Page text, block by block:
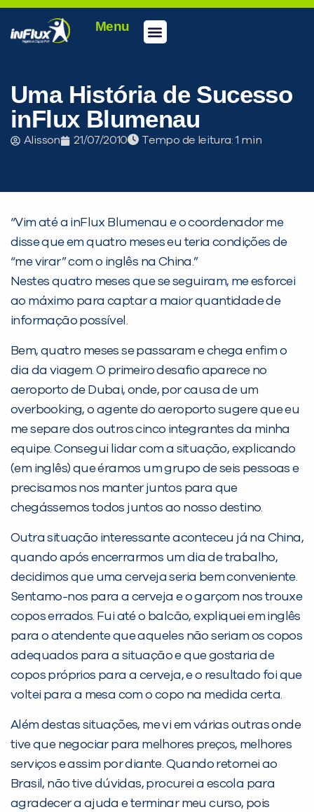
Menu
Uma História de Sucesso
inFlux Blumenau
Alisson 21/07/2010 Tempo de leitura:
“Vim até a inFlux Blumenau e o coordenador me
disse que em quatro meses eu teria condições de
“me virar” com o inglês na China.”
Nestes quatro meses que se seguiram, me esforcei
ao máximo para captar a maior quantidade de
informação possível.
Bem, quatro meses se passaram e chega enfim o
dia da viagem. O primeiro desafio aparece no
aeroporto de Dubai, onde, por causa de um
overbooking, o agente do aeroporto sugere que eu
me separe dos outros cinco integrantes da minha
equipe. Consegui lidar com a situação, explicando
(em inglês) que éramos um grupo de seis pessoas e
precisamos nos manter juntos para que
chegássemos todos juntos ao nosso destino.
Outra situação interessante aconteceu já na China,
quando após encerrarmos um dia de trabalho,
decidimos que uma cerveja seria bem conveniente.
Sentamo-nos para a cerveja e o garçom nos trouxe
copos errados. Fui até o balcão, expliquei em inglês
para o atendente que aqueles não seriam os copos
adequados para a situação e que gostaria de
copos próprios para a cerveja, e o resultado foi que
voltei para a mesa com o copo na medida certa.
Além destas situações, me vi em várias outras onde
tive que negociar para melhores preços, melhores
serviços e assim por diante. Quando retornei ao
Brasil, não tive dúvidas, procurei a escola para
agradecer a ajuda e terminar meu curso, pois
PEÇA UMA DEMONSTRAÇÃO DE MÉTODO
inFlux nesta cidade ou bairro que
Preencha com seus dados abaixo e
já vamos te colocar em contato
com a
Você é aluno inFlux?